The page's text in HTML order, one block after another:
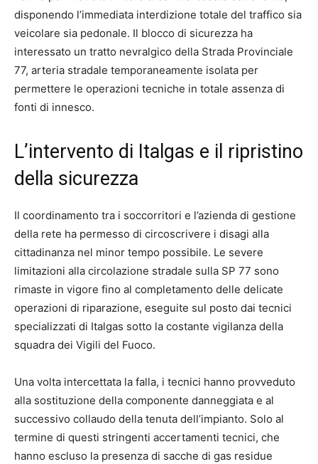
disponendo l’immediata interdizione totale del traffico sia
veicolare sia pedonale. Il blocco di sicurezza ha
interessato un tratto nevralgico della Strada Provinciale
77, arteria stradale temporaneamente isolata per
permettere le operazioni tecniche in totale assenza di
fonti di innesco.
L’intervento di Italgas e il ripristino
della sicurezza
Il coordinamento tra i soccorritori e l’azienda di gestione
della rete ha permesso di circoscrivere i disagi alla
cittadinanza nel minor tempo possibile. Le severe
limitazioni alla circolazione stradale sulla SP 77 sono
rimaste in vigore fino al completamento delle delicate
operazioni di riparazione, eseguite sul posto dai tecnici
specializzati di Italgas sotto la costante vigilanza della
squadra dei Vigili del Fuoco.
Una volta intercettata la falla, i tecnici hanno provveduto
alla sostituzione della componente danneggiata e al
successivo collaudo della tenuta dell’impianto. Solo al
termine di questi stringenti accertamenti tecnici, che
hanno escluso la presenza di sacche di gas residue